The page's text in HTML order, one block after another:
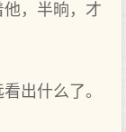
，半晌，才
出什么了。